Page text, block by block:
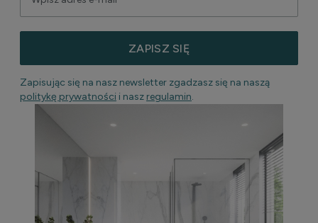
ZAPISZ SIĘ
Zapisując się na nasz newsletter zgadzasz się na naszą
politykę prywatności i nasz regulamin.